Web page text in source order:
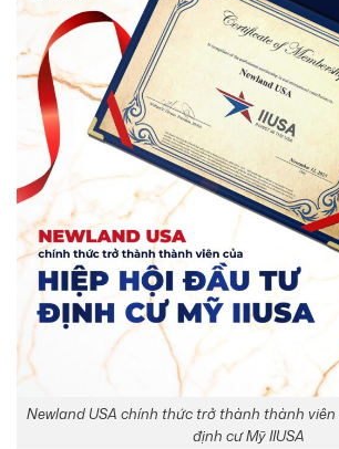
Newland USA chính thức trở thành thành
định cư Mỹ IIUSA